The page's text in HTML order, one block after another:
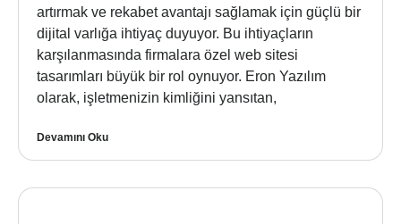
artırmak ve rekabet avantajı sağlamak için güçlü bir
dijital varlığa ihtiyaç duyuyor. Bu ihtiyaçların
karşılanmasında firmalara özel web sitesi
tasarımları büyük bir rol oynuyor. Eron Yazılım
olarak, işletmenizin kimliğini yansıtan,
Devamını Oku